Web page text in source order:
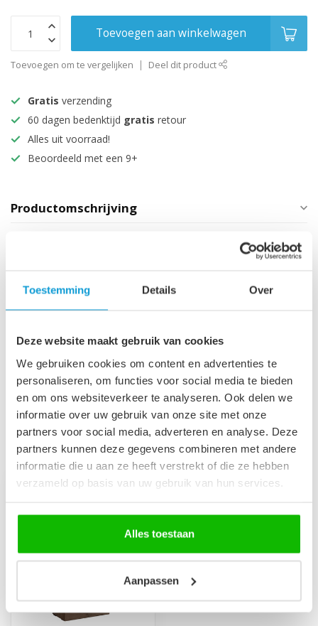
Toestemming Details Over
Deze website maakt gebruik van cookies
We gebruiken cookies om content en advertenties te
personaliseren, om functies voor social media te bieden
en om ons websiteverkeer te analyseren. Ook delen we
informatie over uw gebruik van onze site met onze
partners voor social media, adverteren en analyse. Deze
partners kunnen deze gegevens combineren met andere
informatie die u aan ze heeft verstrekt of die ze hebben
verzameld op basis van uw gebruik van hun services.
Alles toestaan
Aanpassen
Toevoegen aan winkelwagen
Toevoegen om te vergelijken Deel dit product
Gratis verzending
60 dagen bedenktijd gratis retour
Alles uit voorraad!
Beoordeeld met een 9+
Productomschrijving
met overloop
Op voorraad
€29,95
Recent bekeken